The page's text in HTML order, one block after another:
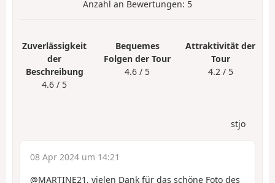
Anzahl an Bewertungen: 5
Zuverlässigkeit
der
Beschreibung
4.6 / 5
Bequemes
Folgen der Tour
4.6 / 5
Attraktivität der
Tour
4.2 / 5
stjo
08 Apr 2024 um 14:21
@MARTINE21, vielen Dank für das schöne Foto des